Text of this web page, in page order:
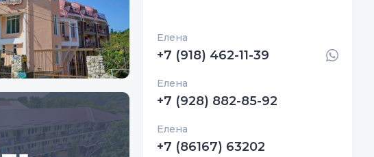
Елена
+7 (918) 462-11-39
Елена
+7 (928) 882-85-92
Елена
+7 (86167) 63202